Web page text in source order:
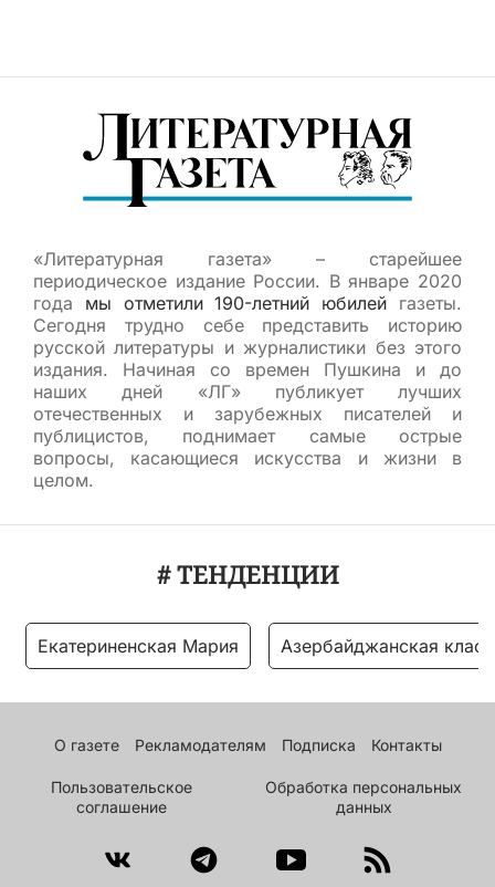
«Литературная газета» – старейшее
периодическое издание России. В январе 2020
года мы отметили 190-летний юбилей газеты.
Сегодня трудно себе представить историю
русской литературы и журналистики без этого
издания. Начиная со времен Пушкина и до
наших дней «ЛГ» публикует лучших
отечественных и зарубежных писателей и
публицистов, поднимает самые острые
вопросы, касающиеся искусства и жизни в
целом.
# ТЕНДЕНЦИИ
Екатериненская Мария Азербайджанская
О газете Рекламодателям Подписка Контакты
Пользовательское
соглашение
Обработка персональных
данных